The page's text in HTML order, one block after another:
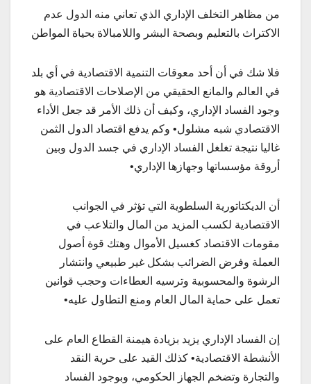
من مظاهر التخلف الإداري الذي تعاني منه الدول عدم
الاكتراث بالتعليم وبصحة البشر واللامبالاة بحياة المواطن
فلا شك في أن أحد معوقات التنمية الاقتصادية في أي بلد
في العالم والمانع الحقيقي من الإصلاحات الاقتصادية هو
وجود الفساد الإداري، وكيف أن ذلك الأمر قد جعل الأداء
الاقتصادي شبه مشلول• وكم يدفع اقتصاد الدول الثمن
غاليا نتيجة تغلغل الفساد الإداري في جسد الدول وبين
أروقة مؤسساتها وجهازها الإداري•
أن الديكتاتورية السلطوية التي تؤثر في الجوانب
الاقتصادية لكسب المزيد من المال والتلاعب في
مقومات الاقتصاد كغسيل الأموال وهتك قوة أصول
العملة وفرض الضرائب بشكل غير طبيعي وانتشار
الرشوة والمحسوبية وترسيه العطاءات وحجب قوانين
تعمل على حماية المال العام ومنع التطاول عليه•
إن الفساد الإداري يزيد بزيادة هيمنة القطاع العام على
الأنشطة الاقتصادية• كذلك القيد على حرية النقد
والتجارة وتضخم الجهاز الحكومي، وبوجود الفساد